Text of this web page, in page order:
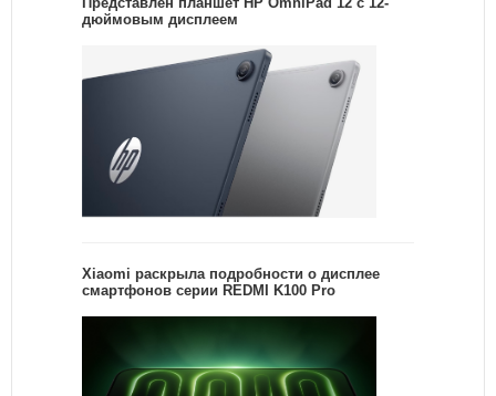
дюймовым дисплеем
Xiaomi раскрыла подробности о дисплее
смартфонов серии REDMI K100 Pro